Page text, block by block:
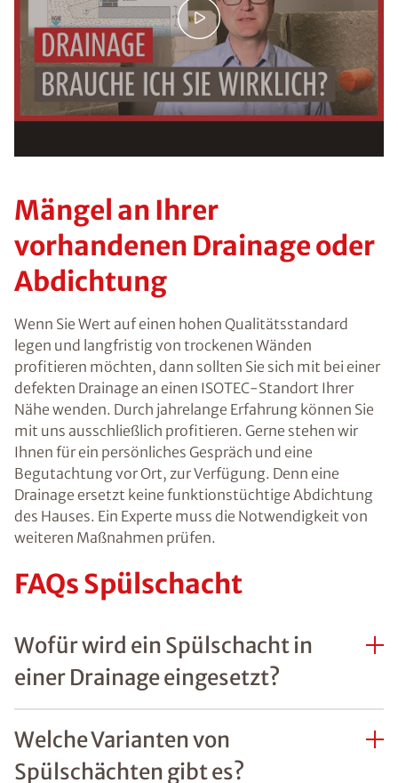
Mängel an Ihrer
vorhandenen Drainage oder
Abdichtung
Wenn Sie Wert auf einen hohen Qualitätsstandard
legen und langfristig von trockenen Wänden
profitieren möchten, dann sollten Sie sich mit bei einer
defekten Drainage an einen ISOTEC-Standort Ihrer
Nähe wenden. Durch jahrelange Erfahrung können Sie
mit uns ausschließlich profitieren. Gerne stehen wir
Ihnen für ein persönliches Gespräch und eine
Begutachtung vor Ort, zur Verfügung. Denn eine
Drainage ersetzt keine funktionstüchtige Abdichtung
des Hauses. Ein Experte muss die Notwendigkeit von
weiteren Maßnahmen prüfen.
FAQs Spülschacht
Wofür wird ein Spülschacht in
einer Drainage eingesetzt?
Welche Varianten von
Spülschächten gibt es?